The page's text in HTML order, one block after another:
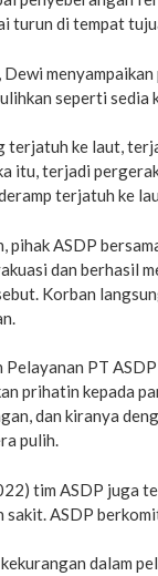
turun di tempat
seperti sedia
terjatuh ke laut,
itu, terjadi
terjatuh ke
pihak ASDP
dan berhasil
Korban
PT
prihatin kepada
dan kiranya
pulih.
tim ASDP juga
sakit. ASDP
dalam